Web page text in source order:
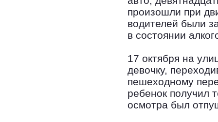
произошли при
водителей были
в состоянии
17 октября на
девочку,
пешеходному
ребенок получил
осмотра был